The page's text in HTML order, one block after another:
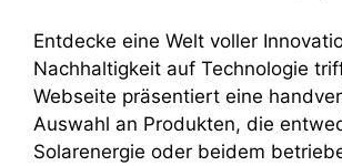
Entdecke eine Welt voller
Nachhaltigkeit auf Technologie
Webseite präsentiert eine
Auswahl an Produkten, die
Solarenergie oder beidem